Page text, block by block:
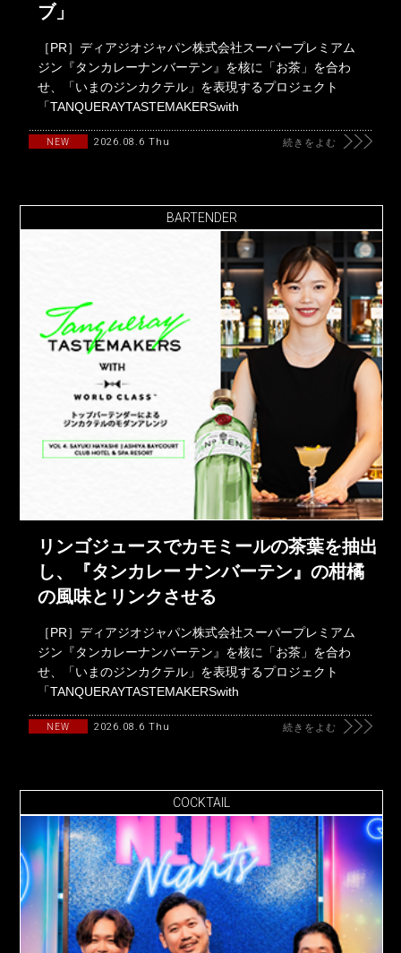
ブ」
［PR］ディアジオジャパン株式会社スーパープレミアム
ジン『タンカレーナンバーテン』を核に「お茶」を合わ
せ、「いまのジンカクテル」を表現するプロジェクト
「TANQUERAYTASTEMAKERSwith
NEW 2026.08.6 Thu 続きをよむ
BARTENDER
リンゴジュースでカモミールの茶葉を抽出
し、『タンカレー ナンバーテン』の柑橘
の風味とリンクさせる
［PR］ディアジオジャパン株式会社スーパープレミアム
ジン『タンカレーナンバーテン』を核に「お茶」を合わ
せ、「いまのジンカクテル」を表現するプロジェクト
「TANQUERAYTASTEMAKERSwith
NEW 2026.08.6 Thu 続きをよむ
COCKTAIL